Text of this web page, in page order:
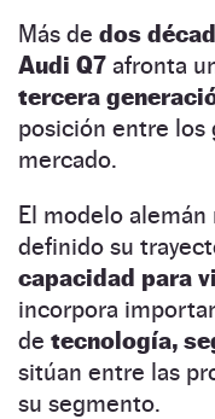
Más de dos
Audi Q7 afronta
tercera
posición entre los
mercado.
El modelo alemán
definido su
capacidad para
incorpora
de tecnología,
sitúan entre las
su segmento.